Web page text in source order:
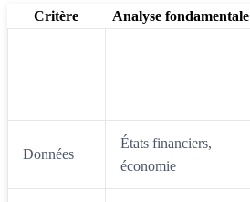
Critère Analyse fondamentale
Données
États financiers,
économie